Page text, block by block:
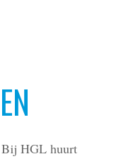
Bij HGL huurt